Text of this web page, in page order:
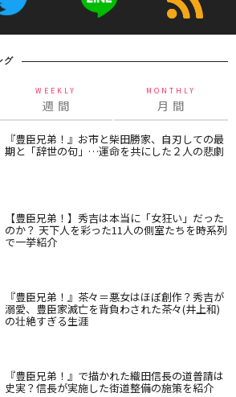
グ
WEEKLY
週 間
MONTHLY
月 間
『豊臣兄弟！』お市と柴田勝家、自刃しての最
期と「辞世の句」…運命を共にした２人の悲劇
【豊臣兄弟！】秀吉は本当に「女狂い」だった
のか？ 天下人を彩った11人の側室たちを時系列
で一挙紹介
『豊臣兄弟！』茶々＝悪女はほぼ創作？秀吉が
溺愛、豊臣家滅亡を背負わされた茶々(井上和)
の壮絶すぎる生涯
『豊臣兄弟！』で描かれた織田信長の道普請は
史実？信長が実施した街道整備の施策を紹介